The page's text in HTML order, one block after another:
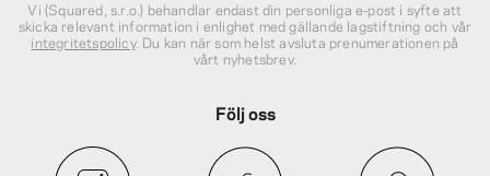
Vi (Squared, s.r.o.) behandlar endast din personliga e‑post i syfte att
skicka relevant information i enlighet med gällande lagstiftning och vår
integritetspolicy. Du kan när som helst avsluta prenumerationen på
vårt nyhetsbrev.
Följ oss